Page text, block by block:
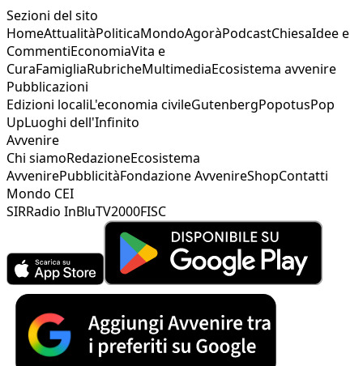
Sezioni del sito
HomeAttualitàPoliticaMondoAgoràPodcastChiesaIdee e
CommentiEconomiaVita e
CuraFamigliaRubricheMultimediaEcosistema avvenire
Pubblicazioni
Edizioni localiL'economia civileGutenbergPopotusPop
UpLuoghi dell'Infinito
Avvenire
Chi siamoRedazioneEcosistema
AvvenirePubblicitàFondazione AvvenireShopContatti
Mondo CEI
SIRRadio InBluTV2000FISC